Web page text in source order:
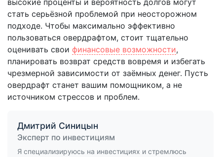
высокие проценты и вероятность долгов могут
стать серьёзной проблемой при неосторожном
подходе. Чтобы максимально эффективно
пользоваться овердрафтом, стоит тщательно
оценивать свои финансовые возможности,
планировать возврат средств вовремя и избегать
чрезмерной зависимости от заёмных денег. Пусть
овердрафт станет вашим помощником, а не
источником стрессов и проблем.
Дмитрий Синицын
Эксперт по инвестициям
Я специализируюсь на инвестициях и стремлюсь